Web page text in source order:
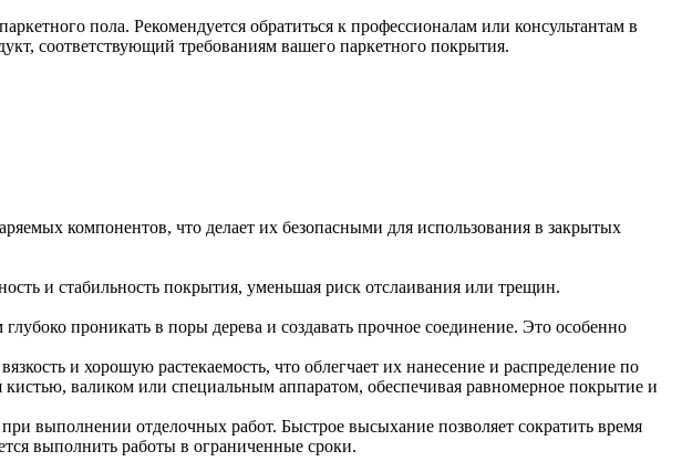
пола. Рекомендуется обратиться к профессионалам или консультантам в
соответствующий требованиям вашего паркетного покрытия.
компонентов, что делает их безопасными для использования в закрытых
и стабильность покрытия, уменьшая риск отслаивания или трещин.
проникать в поры дерева и создавать прочное соединение. Это особенно
и хорошую растекаемость, что облегчает их нанесение и распределение по
валиком или специальным аппаратом, обеспечивая равномерное покрытие и
выполнении отделочных работ. Быстрое высыхание позволяет сократить время
выполнить работы в ограниченные сроки.